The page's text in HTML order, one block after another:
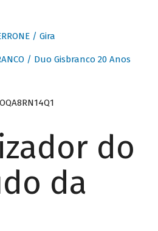
/ Gira
/ Duo Gisbranco 20 Anos
do
da